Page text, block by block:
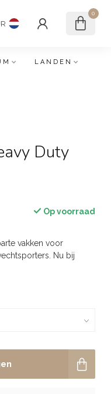
0
LANDEN
Duty
Op voorraad
vakken voor
Nu bij